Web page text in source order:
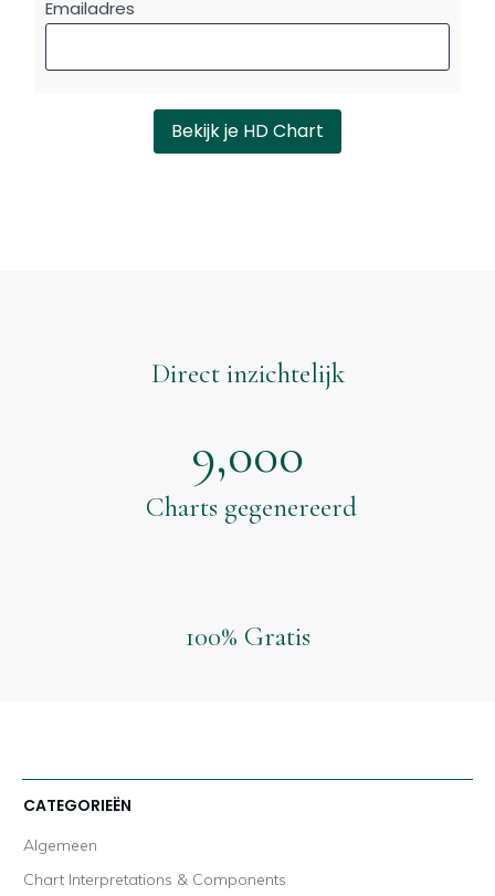
Direct inzichtelijk
9,000
Charts gegenereerd
100% Gratis
CATEGORIEËN
Algemeen
Chart Interpretations & Components